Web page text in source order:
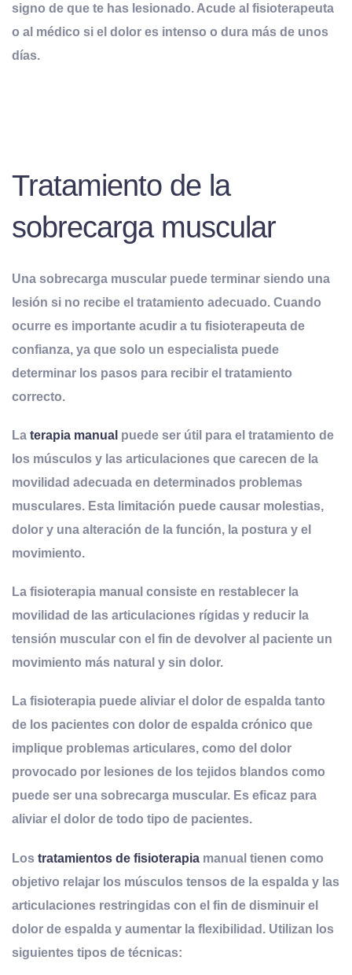
signo de que te has lesionado. Acude al fisioterapeuta
o al médico si el dolor es intenso o dura más de unos
días.
Tratamiento de la
sobrecarga muscular
Una sobrecarga muscular puede terminar siendo una
lesión si no recibe el tratamiento adecuado. Cuando
ocurre es importante acudir a tu fisioterapeuta de
confianza, ya que solo un especialista puede
determinar los pasos para recibir el tratamiento
correcto.
La terapia manual puede ser útil para el tratamiento de
los músculos y las articulaciones que carecen de la
movilidad adecuada en determinados problemas
musculares. Esta limitación puede causar molestias,
dolor y una alteración de la función, la postura y el
movimiento.
La fisioterapia manual consiste en restablecer la
movilidad de las articulaciones rígidas y reducir la
tensión muscular con el fin de devolver al paciente un
movimiento más natural y sin dolor.
La fisioterapia puede aliviar el dolor de espalda tanto
de los pacientes con dolor de espalda crónico que
implique problemas articulares, como del dolor
provocado por lesiones de los tejidos blandos como
puede ser una sobrecarga muscular. Es eficaz para
aliviar el dolor de todo tipo de pacientes.
Los tratamientos de fisioterapia manual tienen como
objetivo relajar los músculos tensos de la espalda y las
articulaciones restringidas con el fin de disminuir el
dolor de espalda y aumentar la flexibilidad. Utilizan los
siguientes tipos de técnicas: